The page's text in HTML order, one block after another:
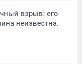
взрыв: его
неизвестна.